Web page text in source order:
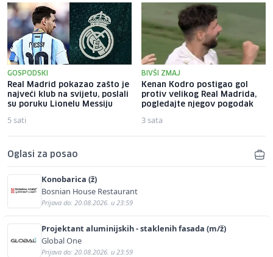
GOSPODSKI
Real Madrid pokazao zašto je
najveći klub na svijetu, poslali
su poruku Lionelu Messiju
5 sati
BIVŠI ZMAJ
Kenan Kodro postigao gol
protiv velikog Real Madrida,
pogledajte njegov pogodak
3 sata
Oglasi za posao
Konobarica (ž)
Bosnian House Restaurant
Prijava do: 20.08.2026. u 23:59
Projektant aluminijskih - staklenih fasada (m/ž)
Global One
Prijava do: 20.08.2026. u 23:59